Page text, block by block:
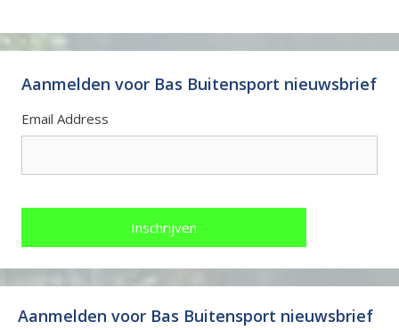
Aanmelden voor Bas Buitensport nieuwsbrief
Email Address
Aanmelden voor Bas Buitensport nieuwsbrief